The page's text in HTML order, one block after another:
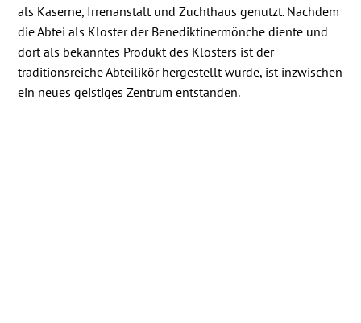
als Kaserne, Irrenanstalt und Zuchthaus genutzt. Nachdem
die Abtei als Kloster der Benediktinermönche diente und
dort als bekanntes Produkt des Klosters ist der
traditionsreiche Abteilikör hergestellt wurde, ist inzwischen
ein neues geistiges Zentrum entstanden.